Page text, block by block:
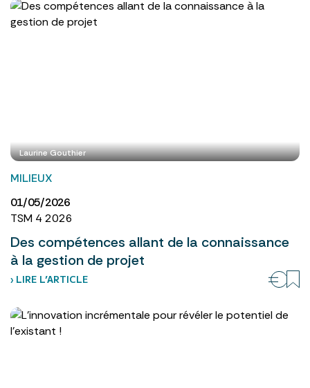
Laurine Gouthier
MILIEUX
01/05/2026
TSM 4 2026
Des compétences allant de la connaissance
à la gestion de projet
› LIRE L’ARTICLE